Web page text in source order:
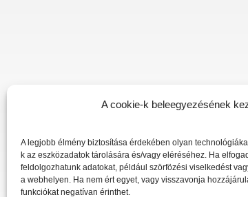
A cookie-k beleegyezésének
A legjobb élmény biztosítása érdekében olyan
k az eszközadatok tárolására és/vagy eléréséhez. Ha
feldolgozhatunk adatokat, például szörfözési viselkedést
a webhelyen. Ha nem ért egyet, vagy visszavonja
funkciókat negatívan érinthet.